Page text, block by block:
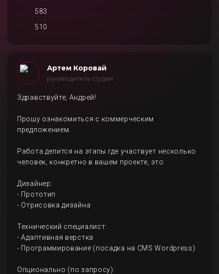
583
510
Артем Коровай
руководитель студии
Здравствуйте, Андрей!
Прошу ознакомиться с коммерческим
предложением.
Работа делится на этапы где участвует несколько
человек, конкретно в вашем проекте, это:
Дизайнер:
- Прототип
- Отрисовка дизайна
Технический специалист:
- Адаптивная верстка
- Программирование (посадка на CMS Wordpress)
Опционально (по запросу):